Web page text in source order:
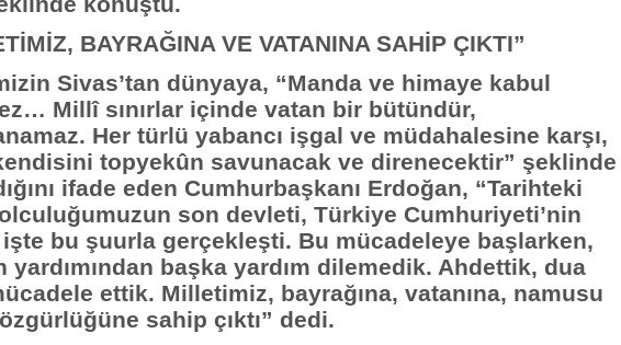
BAYRAĞINA VE VATANINA SAHİP ÇIKTI”
Sivas’tan dünyaya, “Manda ve himaye kabul
Millî sınırlar içinde vatan bir bütündür,
Her türlü yabancı işgal ve müdahalesine karşı,
topyekûn savunacak ve direnecektir” şeklinde
ifade eden Cumhurbaşkanı Erdoğan, “Tarihteki
son devleti, Türkiye Cumhuriyeti’nin
işte bu şuurla gerçekleşti. Bu mücadeleye başlarken,
yardımından başka yardım dilemedik. Ahdettik, dua
ettik. Milletimiz, bayrağına, vatanına, namusu
sahip çıktı” dedi.